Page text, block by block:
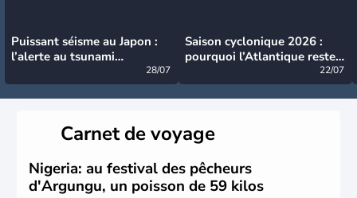
Puissant séisme au Japon :
l’alerte au tsunami
28/07
Saison cyclonique 2026 :
pourquoi l’Atlantique reste
22/07
Carnet de voyage
Nigeria: au festival des pêcheurs
d'Argungu, un poisson de 59 kilos